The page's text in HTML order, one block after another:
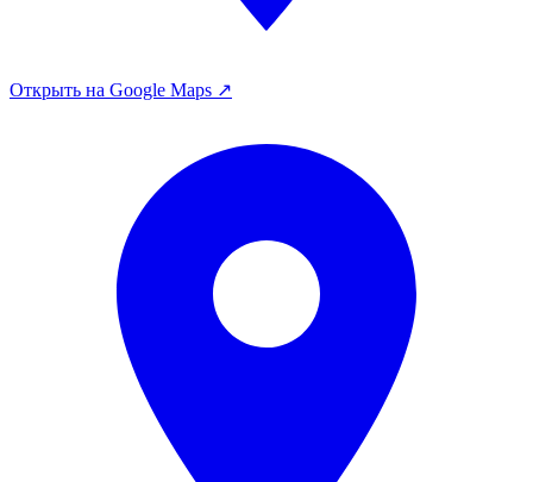
Открыть на Google Maps ↗